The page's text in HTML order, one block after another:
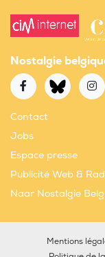
Nostalgie
Contact
Jobs
Espace presse
Publicité Web &
Naar Nostalgie
Mentions